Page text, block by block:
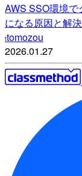
AWS SSO環境
になる原因と解
ttomozou
2026.01.27